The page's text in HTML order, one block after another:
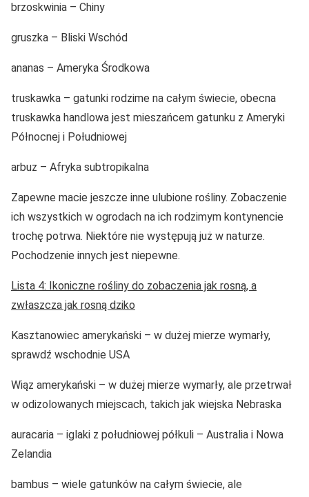
brzoskwinia – Chiny
gruszka – Bliski Wschód
ananas – Ameryka Środkowa
truskawka – gatunki rodzime na całym świecie, obecna
truskawka handlowa jest mieszańcem gatunku z Ameryki
Północnej i Południowej
arbuz – Afryka subtropikalna
Zapewne macie jeszcze inne ulubione rośliny. Zobaczenie
ich wszystkich w ogrodach na ich rodzimym kontynencie
trochę potrwa. Niektóre nie występują już w naturze.
Pochodzenie innych jest niepewne.
Lista 4: Ikoniczne rośliny do zobaczenia jak rosną, a
zwłaszcza jak rosną dziko
Kasztanowiec amerykański – w dużej mierze wymarły,
sprawdź wschodnie USA
Wiąz amerykański – w dużej mierze wymarły, ale przetrwał
w odizolowanych miejscach, takich jak wiejska Nebraska
auracaria – iglaki z południowej półkuli – Australia i Nowa
Zelandia
bambus – wiele gatunków na całym świecie, ale